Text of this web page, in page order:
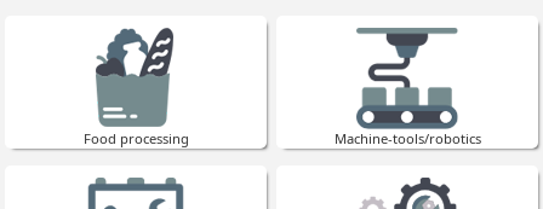
Food processing Machine-tools/robotics